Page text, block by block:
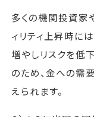
多くの機関投資家
ィリティ上昇時に
増やしリスクを低
のため、金への需
えられます。